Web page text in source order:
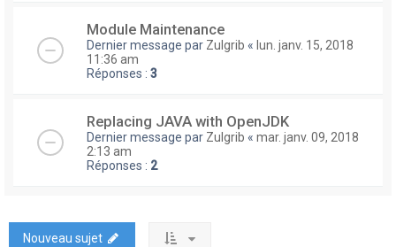
Module Maintenance
Dernier message par Zulgrib « lun. janv. 15, 2018
11:36 am
Réponses : 3
Replacing JAVA with OpenJDK
Dernier message par Zulgrib « mar. janv. 09, 2018
2:13 am
Réponses : 2
Nouveau sujet